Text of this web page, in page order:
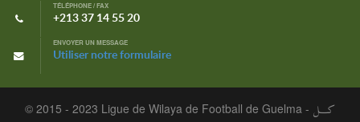
TÉLÉPHONE / FAX
+213 37 14 55 20
ENVOYER UN MESSAGE
Utiliser notre formulaire
© 2015 - 2023 Ligue de Wilaya de Football de Guelma - كـــل